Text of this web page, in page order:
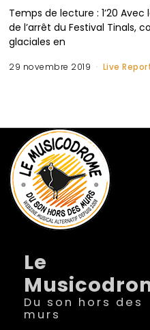
Temps de lecture : 1’20
de l’arrêt du Festival Tinals,
glaciales en
29 novembre 2019 Live
Le
Du son hors des
murs